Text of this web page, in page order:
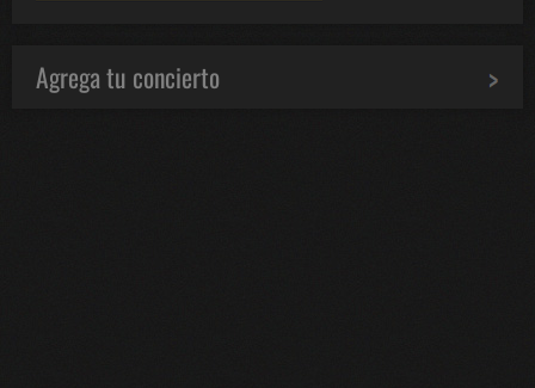
Agrega tu concierto